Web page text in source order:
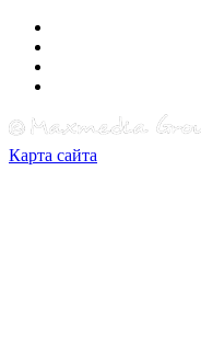
Карта сайта